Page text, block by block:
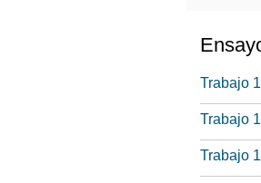
Trabajo 1
Trabajo 1
Trabajo 1